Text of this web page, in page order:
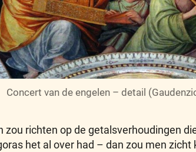
Concert van de engelen – detail
richten op de getalsverhoudingen
het al over had – dan zou men